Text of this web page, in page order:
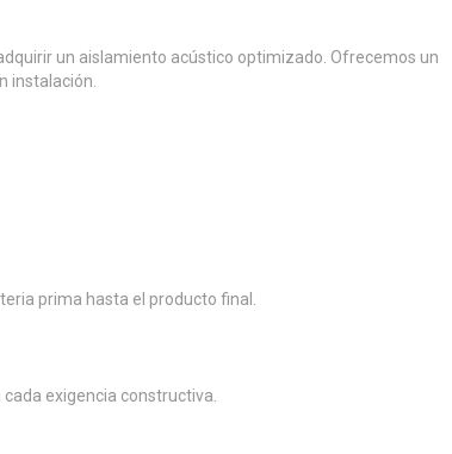
un aislamiento acústico optimizado. Ofrecemos un
instalación.
prima hasta el producto final.
exigencia constructiva.